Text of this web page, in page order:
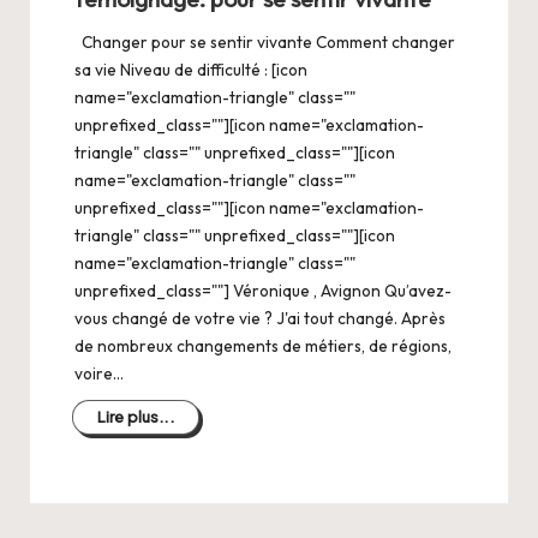
Changer pour se sentir vivante Comment changer
sa vie Niveau de difficulté : [icon
name="exclamation-triangle" class=""
unprefixed_class=""][icon name="exclamation-
triangle" class="" unprefixed_class=""][icon
name="exclamation-triangle" class=""
unprefixed_class=""][icon name="exclamation-
triangle" class="" unprefixed_class=""][icon
name="exclamation-triangle" class=""
unprefixed_class=""] Véronique , Avignon Qu’avez-
vous changé de votre vie ? J'ai tout changé. Après
de nombreux changements de métiers, de régions,
voire…
Lire plus...